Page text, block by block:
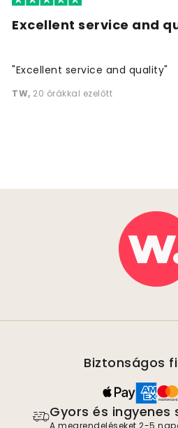
Excellent service and
"Excellent service and quality"
TW, 20 órákkal ezelőtt
Biztonságos
Gyors és ingyenes
A megrendeléseket 2-5